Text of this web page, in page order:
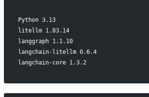
Python 3.13
litellm 1.83.14
langgraph 1.1.10
langchain-litellm 0.6.4
langchain-core 1.3.2